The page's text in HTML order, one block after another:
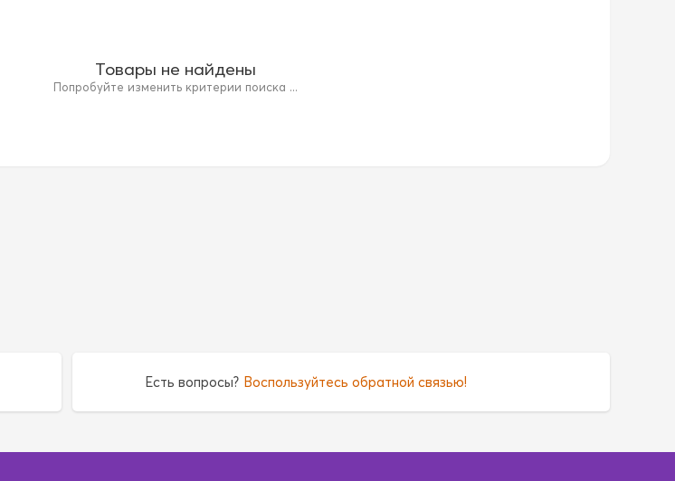
Товары не найдены
Попробуйте изменить критерии поиска ...
Есть вопросы? Воспользуйтесь обратной связью!